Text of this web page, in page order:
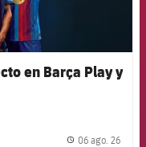
en Barça Play y
06 ago. 26